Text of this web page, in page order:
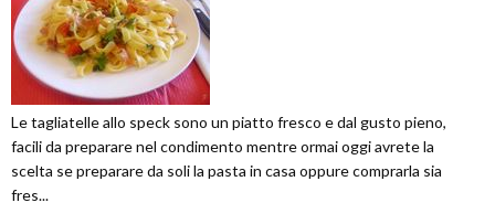
Le tagliatelle allo speck sono un piatto fresco e dal gusto pieno,
facili da preparare nel condimento mentre ormai oggi avrete la
scelta se preparare da soli la pasta in casa oppure comprarla sia
fres...